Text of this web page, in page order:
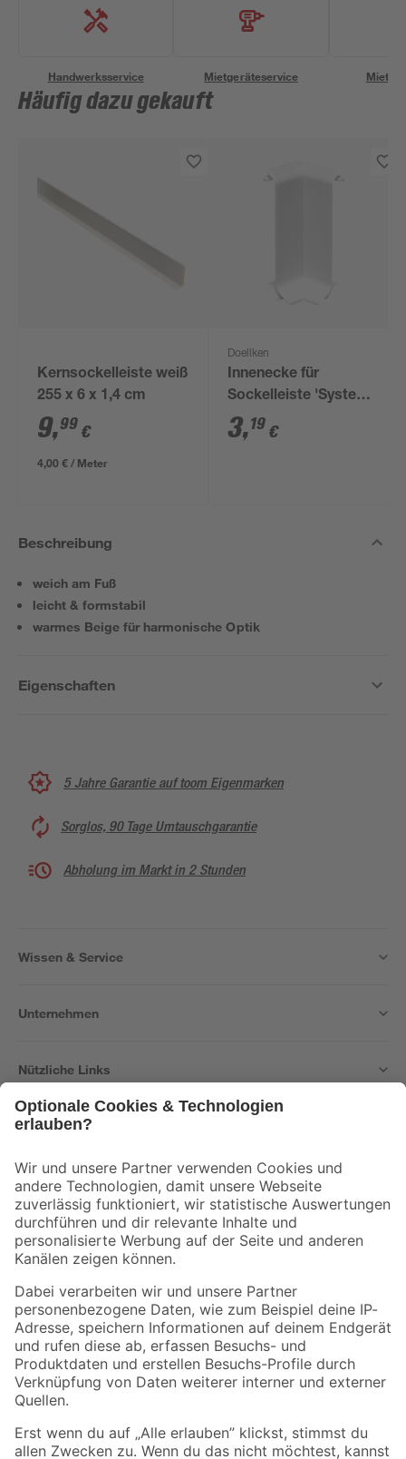
Handwerksservice Mietgeräteservice
Häufig dazu gekauft
Kernsockelleiste weiß
255 x 6 x 1,4 cm
9,99 €
4,00 € / Meter
Doellken
Innenecke für
Sockelleiste 'System
9' weiß, 1 Stück
3,19 €
Beschreibung
weich am Fuß
leicht & formstabil
warmes Beige für harmonische Optik
Eigenschaften
5 Jahre Garantie auf toom Eigenmarken
Sorglos, 90 Tage Umtauschgarantie
Abholung im Markt in 2 Stunden
Wissen & Service
Unternehmen
Nützliche Links
Der toom Newsletter: Keine Angebote und Aktionen mehr verpassen!
Zur Newsletter Anmeldung
Folge uns
Zahlungsarten Versandarten
Sicher einkaufen